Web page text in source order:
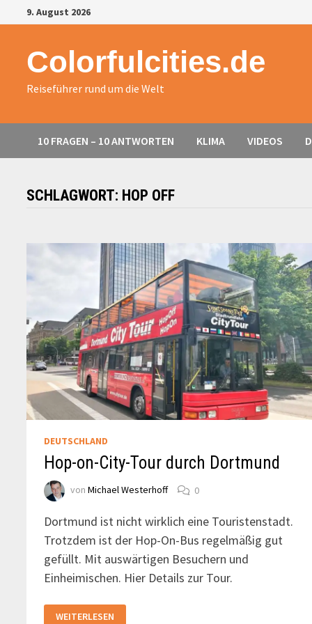
Zurück
zum
9. August 2026
Colorfulcities.de
Reiseführer rund um die Welt
10 FRAGEN – 10 ANTWORTEN KLIMA VIDEOS
SCHLAGWORT: HOP OFF
DEUTSCHLAND
Hop-on-City-Tour durch Dortmund
vonMichael Westerhoff 0
Dortmund ist nicht wirklich eine Touristenstadt.
Trotzdem ist der Hop-On-Bus regelmäßig gut
gefüllt. Mit auswärtigen Besuchern und
Einheimischen. Hier Details zur Tour.
ON-
WEITERLESEN